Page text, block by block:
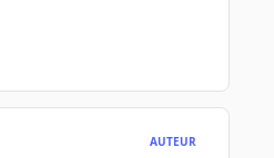
AUTEUR